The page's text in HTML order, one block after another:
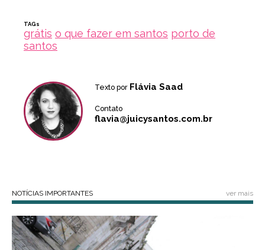
TAGs
grátis o que fazer em santos porto de
santos
Texto por Flávia Saad
Contato
flavia@juicysantos.com.br
NOTÍCIAS IMPORTANTES ver mais